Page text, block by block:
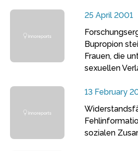
25 April 2001
Bupropion
Frauen, die
sexuellen
13 February
sozialen